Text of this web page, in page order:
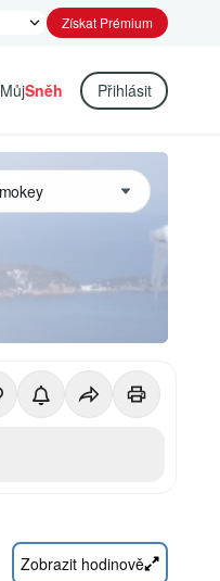
Získat Prémium
MůjSněh Přihlásit
Zobrazit hodinově